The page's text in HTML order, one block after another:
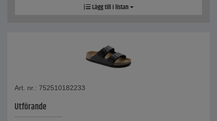
Lägg till i listan
Art. nr.: 752510182233
Utförande